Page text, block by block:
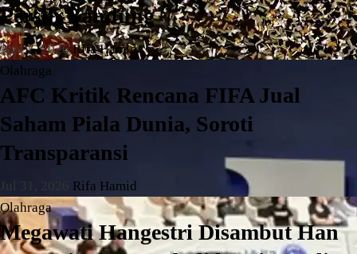
Persib Bandung
Agu 7, 2026Rifa Hamid
Olahraga
AFC Kritik Rencana FIFA Jual
Saham Piala Dunia, Soroti
Transparansi
Jul 31, 2026 Rifa Hamid
Olahraga
Megawati Hangestri Disambut Han